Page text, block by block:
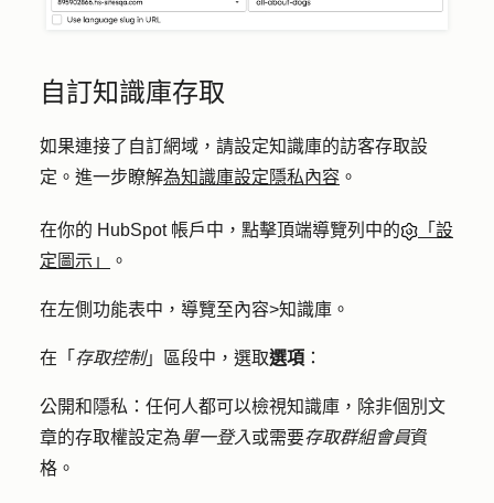
自訂知識庫存取
如果連接了自訂網域，請設定知識庫的訪客存取設
定。進一步瞭解為知識庫設定隱私內容 。
在你的 HubSpot 帳戶中，點擊頂端導覽列中的
「設
定圖示」
。
在左側功能表中，導覽至內容>知識庫 。
在「 存取控制」區段中，選取選項 ：
公開和隱私 ：任何人都可以檢視知識庫，除非個別文
章的存取權設定為單一登入或需要存取群組會員資
格。